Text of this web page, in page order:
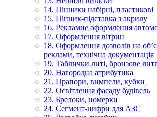
14. Цінники набірні, пластикові
15. Цінник-підставка з акрилу
16. Рекламне оформлення
17. Оформлення вітрин
18. Оформлення дозволів на
реклами, технічна документація
19. Таблички литі, бронзове
20. Нагородна атрибутика
21. Прапори, вимпели, кубки
22. Освітлення фасаду будівель
23. Брелоки, номерки
24. Сегмент-цифри для АЗС